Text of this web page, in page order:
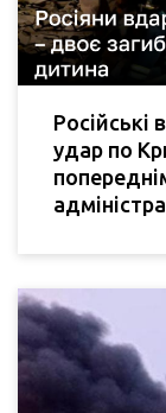
Російські
удар по